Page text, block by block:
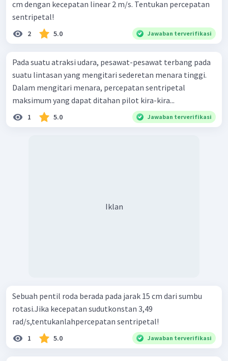
cm dengan kecepatan linear 2 m/s. Tentukan percepatan
sentripetal!
2 5.0 Jawaban terverifikasi
Pada suatu atraksi udara, pesawat-pesawat terbang pada
suatu lintasan yang mengitari sederetan menara tinggi.
Dalam mengitari menara, percepatan sentripetal
maksimum yang dapat ditahan pilot kira-kira...
1 5.0 Jawaban terverifikasi
Iklan
Sebuah pentil roda berada pada jarak 15 cm dari sumbu
rotasi.Jika kecepatan sudutkonstan 3,49
rad/s,tentukanlahpercepatan sentripetal!
1 5.0 Jawaban terverifikasi